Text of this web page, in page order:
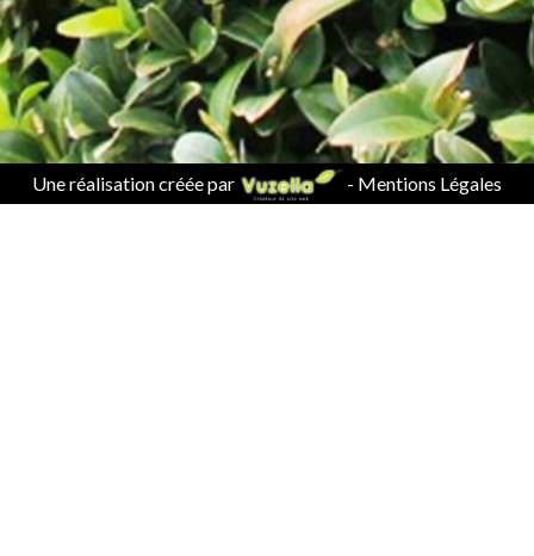
Une réalisation créée par - Mentions Légales